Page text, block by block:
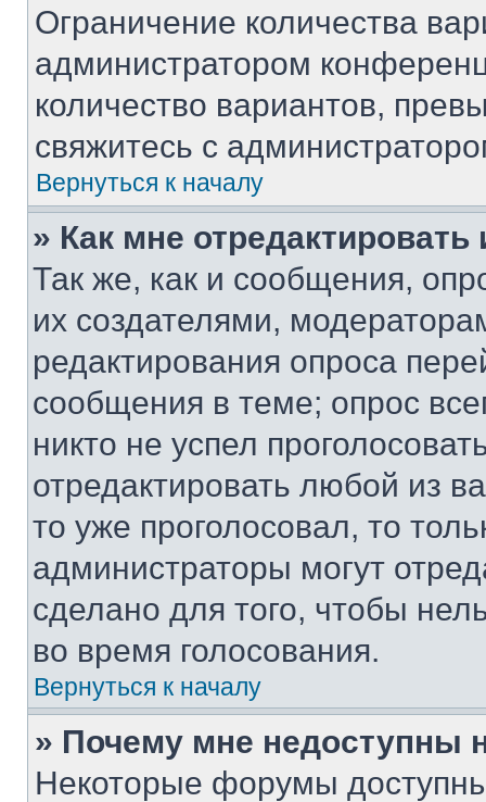
Ограничение количества
администратором
количество вариантов,
свяжитесь с
Вернуться к началу
» Как мне
Так же, как и сообщения,
их создателями,
редактирования опроса
сообщения в теме; опрос
никто не успел
отредактировать любой из
то уже проголосовал, то
администраторы могут
сделано для того, чтобы
во время голосования.
Вернуться к началу
» Почему мне недоступны
Некоторые форумы